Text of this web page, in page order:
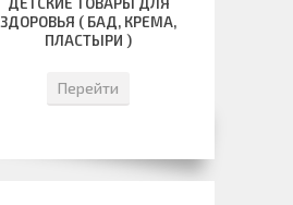
ЗДОРОВЬЯ ( БАД, КРЕМА,
ПЛАСТЫРИ )
Перейти